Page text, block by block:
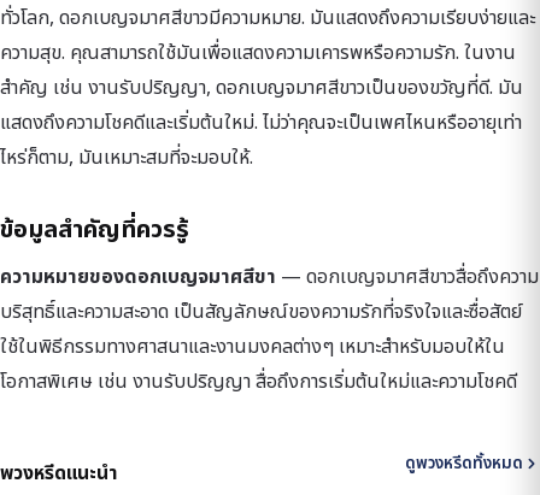
ทั่วโลก, ดอกเบญจมาศสีขาวมีความหมาย. มันแสดงถึงความเรียบง่ายและ
ความสุข. คุณสามารถใช้มันเพื่อแสดงความเคารพหรือความรัก. ในงาน
สำคัญ เช่น งานรับปริญญา, ดอกเบญจมาศสีขาวเป็นของขวัญที่ดี. มัน
แสดงถึงความโชคดีและเริ่มต้นใหม่. ไม่ว่าคุณจะเป็นเพศไหนหรืออายุเท่า
ไหร่ก็ตาม, มันเหมาะสมที่จะมอบให้.
ข้อมูลสำคัญที่ควรรู้
ความหมายของดอกเบญจมาศสีขา — ดอกเบญจมาศสีขาวสื่อถึงความ
บริสุทธิ์และความสะอาด เป็นสัญลักษณ์ของความรักที่จริงใจและซื่อสัตย์
ใช้ในพิธีกรรมทางศาสนาและงานมงคลต่างๆ เหมาะสำหรับมอบให้ใน
โอกาสพิเศษ เช่น งานรับปริญญา สื่อถึงการเริ่มต้นใหม่และความโชคดี
พวงหรีดแนะนำ ดูพวงหรีดทั้งหมด